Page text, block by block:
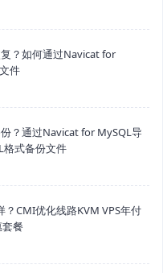
？如何通过Navicat for
件
？通过Navicat for MySQL导
格式备份文件
？CMI优化线路KVM VPS年付
餐